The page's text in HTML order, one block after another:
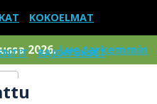
KOKOELMAT
RAJOITUKSET
2026.Lue tarkemmin